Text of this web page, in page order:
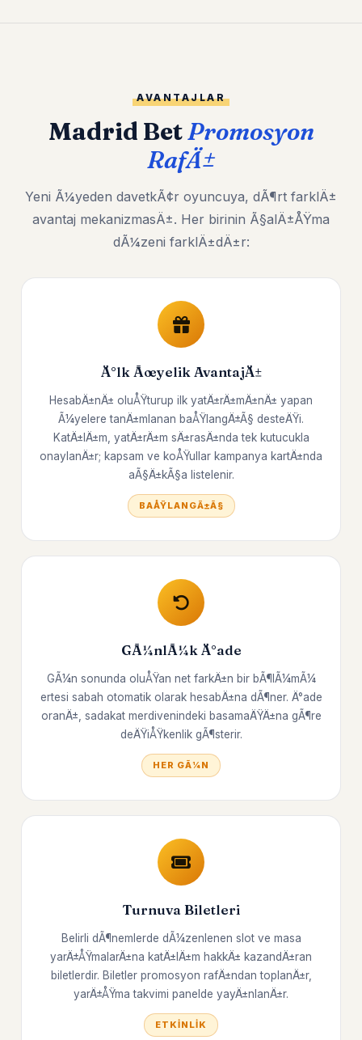
AVANTAJLAR
Madrid BetPromosyon
RafÄ±
Yeni Ã¼yeden davetkÃ¢r oyuncuya, dÃ¶rt farklÄ±
avantaj mekanizmasÄ±. Her birinin Ã§alÄ±ÅŸma
dÃ¼zeni farklÄ±dÄ±r:
Ä°lk Ãœyelik AvantajÄ±
HesabÄ±nÄ± oluÅŸturup ilk yatÄ±rÄ±mÄ±nÄ± yapan
Ã¼yelere tanÄ±mlanan baÅŸlangÄ±Ã§ desteÄŸi.
KatÄ±lÄ±m, yatÄ±rÄ±m sÄ±rasÄ±nda tek kutucukla
onaylanÄ±r; kapsam ve koÅŸullar kampanya kartÄ±nda
aÃ§Ä±kÃ§a listelenir.
BAÅŸLANGÄ±Ã§
GÃ¼nlÃ¼k Ä°ade
GÃ¼n sonunda oluÅŸan net farkÄ±n bir bÃ¶lÃ¼mÃ¼
ertesi sabah otomatik olarak hesabÄ±na dÃ¶ner. Ä°ade
oranÄ±, sadakat merdivenindeki basamaÄŸÄ±na gÃ¶re
deÄŸiÅŸkenlik gÃ¶sterir.
HER GÃ¼N
Turnuva Biletleri
Belirli dÃ¶nemlerde dÃ¼zenlenen slot ve masa
yarÄ±ÅŸmalarÄ±na katÄ±lÄ±m hakkÄ± kazandÄ±ran
biletlerdir. Biletler promosyon rafÄ±ndan toplanÄ±r,
yarÄ±ÅŸma takvimi panelde yayÄ±nlanÄ±r.
ETKINLIK